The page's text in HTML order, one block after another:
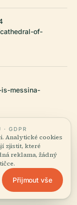
of-
messina-
top-rated-
tourist-
· GDPR
Analytické cookies
zjistit, které
reklama, žádný
Přijmout vše